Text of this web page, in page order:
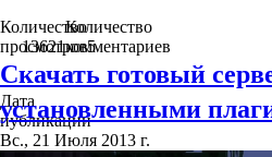
Количество
просмотров
13621
Количество
комментариев
5
Скачать готовый
установленными
Дата
публикации
Вс., 21 Июля 2013 г.